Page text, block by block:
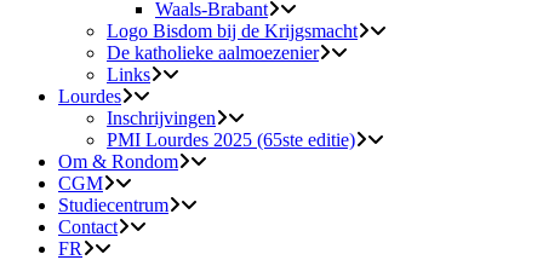
Waals-Brabant
Logo Bisdom bij de Krijgsmacht
De katholieke aalmoezenier
Links
Lourdes
Inschrijvingen
PMI Lourdes 2025 (65ste editie)
Om & Rondom
CGM
Studiecentrum
Contact
FR